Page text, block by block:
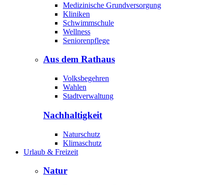
Medizinische Grundversorgung
Kliniken
Schwimmschule
Wellness
Seniorenpflege
Aus dem Rathaus
Volksbegehren
Wahlen
Stadtverwaltung
Nachhaltigkeit
Naturschutz
Klimaschutz
Urlaub & Freizeit
Natur